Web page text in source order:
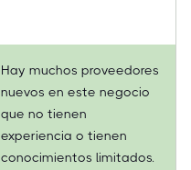
Hay muchos proveedores
nuevos en este negocio
que no tienen
experiencia o tienen
conocimientos limitados.